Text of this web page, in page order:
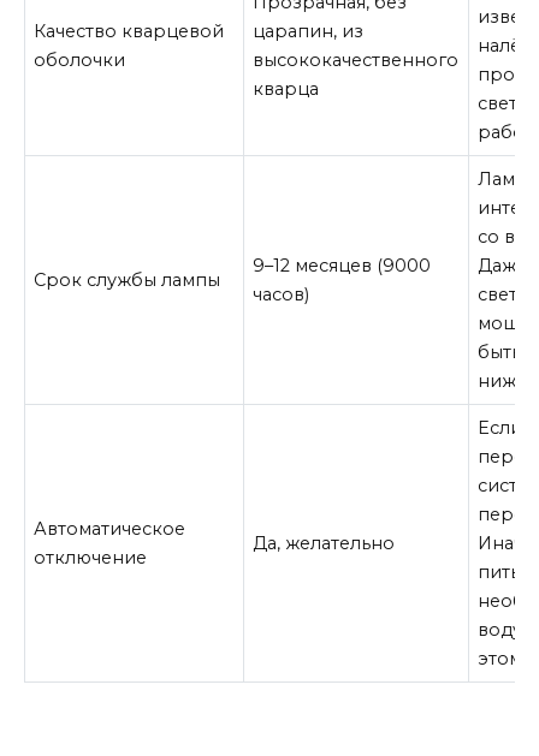
Качество кварцевой
оболочки
царапин, из
высококачественного
кварца
Срок службы лампы
9–12 месяцев (9000
часов)
Лампа
со
Даже
быть
ниже.
Автоматическое
отключение
Да, желательно
Если
пить
воду,
этом.